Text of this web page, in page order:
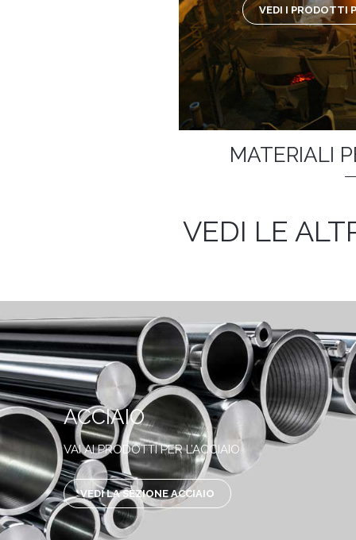
VEDI I PRODOTTI
MATERIALI
VEDI LE
ACCIAIO
VAI AI PRODOTTI PER L’ACCIAIO
VEDI LA SEZIONE ACCIAIO